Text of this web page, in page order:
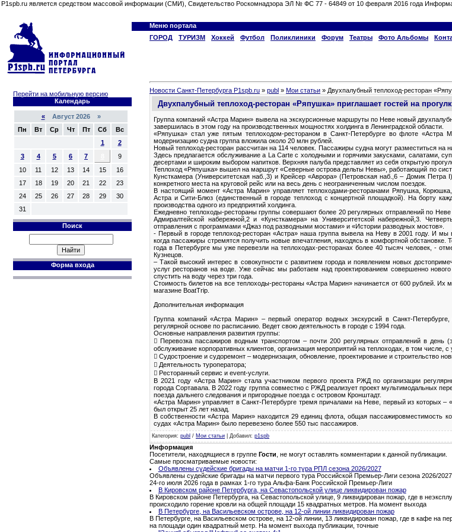
P1spb.ru является средством массовой информации (СМИ), Свидетельство Роскомнадзора ЭЛ № ФС 77 - 64849 от 10 февраля 2016 года
Меню портала
ГОРОД
ТУРИЗМ Хоккей Футбол Поликлиники Форум Театры Фото Альбомы
Перейти на мобильную версию
Календарь
«Август 2026 »
Пн
Вт Ср Чт Пт Сб
Вс
1
2
3
4 5 6 7
9
10
11 12 13 14 15
16
17
18 19 20 21 22
23
24
25 26 27 28 29
30
31
Поиск
Форма входа
Новости Санкт-Петербурга P1spb.ru » publ » Мои статьи » Двухпалубный теплоход-ресторан
Двухпалубный теплоход-ресторан «Ряпушка» приглашает гостей на
Группа компаний «Астра Марин» вывела на экскурсионные маршруты по Неве новый
завершилась в этом году на производственных мощностях холдинга в Ленинградской области.
«Ряпушка» стал уже пятым теплоходом-рестораном в Санкт-Петербурге во флоте
модернизацию судна группа вложила около 20 млн рублей.
Новый теплоход-ресторан рассчитан на 114 человек. Пассажиры судна могут разместиться на
Здесь предлагается обслуживание a La Carte с холодными и горячими закусками, салатами,
десертами и широким выбором напитков. Верхняя палуба представляет из себя открытую
Теплоход «Ряпушка» вышел на маршрут «Северные острова дельты Невы», работающий по
Кунсткамера (Университетская наб.,3) и Крейсер «Аврора» (Петровская наб.,6 – Домик
конкретного места на круговой рейс или на весь день с неограниченным числом поездок.
В настоящий момент «Астра Марин» управляет теплоходами-ресторанами Ряпушка,
Астра и Сити-Блюз (единственный в городе теплоход с концертной площадкой). На борту
производства одного из предприятий холдинга.
Ежедневно теплоходы-рестораны группы совершают более 20 регулярных отправлений по
Адмиралтейской набережной,2 и «Кунсткамера» на Университетской набережной,3.
отправления с программами «Джаз под разводными мостами» и «Истории разводных мостов».
- Первый в городе теплоход-ресторан «Астра» наша группа вывела на Неву в 2001 году. И мы
когда пассажиры стремятся получить новые впечатления, находясь в комфортной обстановке.
года в Петербурге мы уже перевезли на теплоходах-ресторанах более 40 тысяч человек, -
Кузнецов.
– Такой высокий интерес в совокупности с развитием города и появлением новых
услуг ресторанов на воде. Уже сейчас мы работаем над проектированием совершенно
спустить на воду через три года.
Стоимость билетов на все теплоходы-рестораны «Астра Марин» начинается от 600 рублей. Их
магазине BoatTrip.
Дополнительная информация
Группа компаний «Астра Марин» – первый оператор водных экскурсий в Санкт-
регулярной основе по расписанию. Ведет свою деятельность в городе с 1994 года.
Основные направления развития группы:
 Перевозка пассажиров водным транспортом – почти 200 регулярных отправлений в день
обслуживание корпоративных клиентов, организация мероприятий на теплоходах, в том числе,
 Судостроение и судоремонт – модернизация, обновление, проектирование и строительство
 Деятельность туроператора;
 Ресторанный сервис и event-услуги.
В 2021 году «Астра Марин» стала участником первого проекта РЖД по организации
города Сортавала. В 2022 году группа совместно с РЖД реализует проект мультимодальных
поезда дальнего следования и пригородные поезда с островом Кронштадт.
«Астра Марин» управляет в Санкт-Петербурге тремя причалами на Неве, первый из которых
был открыт 25 лет назад.
В собственности «Астра Марин» находится 29 единиц флота, общая пассажировместимость
судах «Астра Марин» было перевезено более 550 тыс пассажиров.
Категория: publ / Мои статьи Добавил: p1spb
Информация
Посетители, находящиеся в группе Гости , не могут оставлять комментарии к данной публикации.
Самые просматриваемые новости:
Объявлены судейские бригады на матчи 1-го тура РПЛ сезона 2026/2027
Объявлены судейские бригады на матчи первого тура Российской Премьер-Лиги сезона 2026/
24-го июля 2026 года в рамках 1-го тура Альфа-Банк Российской Премьер-Лиги
В Кировском районе Петербурга, на Севастопольской улице ликвидирован пожар
В Кировском районе Петербурга, на Севастопольской улице, 9 ликвидирован пожар, где в
происходило горение кровли на общей площади 15 квадратных метров. На момент выхода
В Петербурге, на Васильевском острове, на 12-ой линии ликвидирован пожар
В Петербурге, на Васильевском острове, на 12-ой линии, 13 ликвидирован пожар, где в кафе на
на площади один квадратный метр. На момент выхода публикации, точные